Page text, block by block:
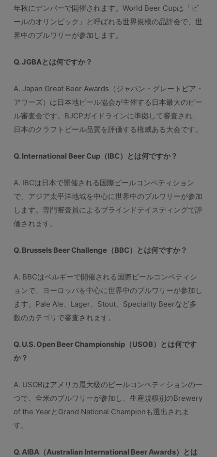
年秋にデンバーで開催されます。World Beer Cupは「ビ
ールのオリンピック」と呼ばれる世界規模の品評会で、世
界中のブルワリーが参加します。
Q. JGBAとは何ですか？
A. Japan Great Beer Awards（ジャパン・グレートビア・
アワーズ）は日本地ビール協会が主催する日本最大のビー
ル審査会です。BJCPガイドラインに準拠して審査され、
日本のクラフトビール品質を評価する権威ある大会です。
Q. International Beer Cup（IBC）とは何ですか？
A. IBCは日本で開催される国際ビールコンペティション
で、アジア太平洋地域を中心に世界中のブルワリーが参加
します。専門審査員によるブラインドテイスティングで評
価されます。
Q. Brussels Beer Challenge（BBC）とは何ですか？
A. BBCはベルギーで開催される国際ビールコンペティシ
ョンで、ヨーロッパを中心に世界中のブルワリーが参加し
ます。Pale Ale、Lager、Stout、Speciality Beerなど多
数のカテゴリで審査されます。
Q. U.S. Open Beer Championship（USOB）とは何です
か？
A. USOBはアメリカ最大級のビールコンペティションの一
つで、全米のブルワリーが参加し、生産規模別のBrewery
of the YearとGrand National Championも選出されま
す。
Q. AIBA（Australian International Beer Awards）とは